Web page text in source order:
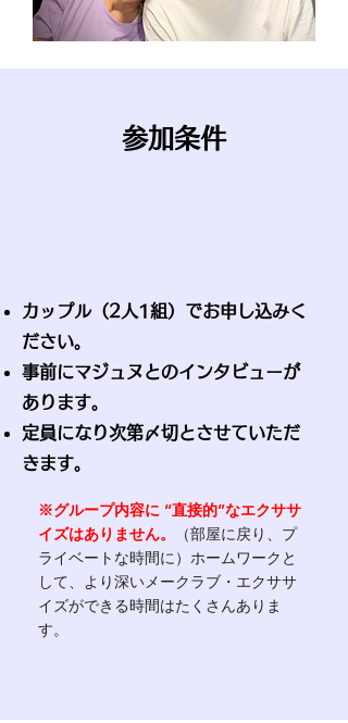
参加条件
カップル（2人1組）でお申し込みく
ださい。
事前にマジュヌとのインタビューが
あります。
定員になり次第〆切とさせていただ
きます。
※グループ内容に “直接的”なエクササ
イズはありません。
（部屋に戻り、プ
ライベートな時間に） ホームワークと
して、より深いメークラブ・エクササ
イズができる時間はたくさんありま
す。